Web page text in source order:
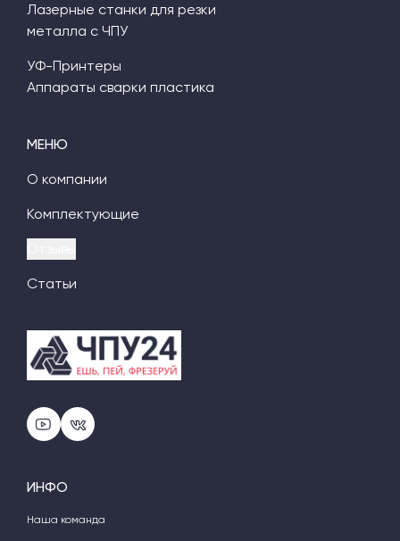
МЕНЮ
О компании
Комплектующие
Статьи
Лазерные станки для резки
металла с ЧПУ
УФ-Принтеры
Аппараты сварки пластика
ИНФО
Наша команда